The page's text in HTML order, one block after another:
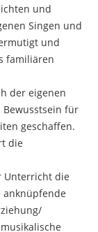
und
Singen und
und
familiären
der eigenen
Bewusstsein für
geschaffen.
die
Unterricht die